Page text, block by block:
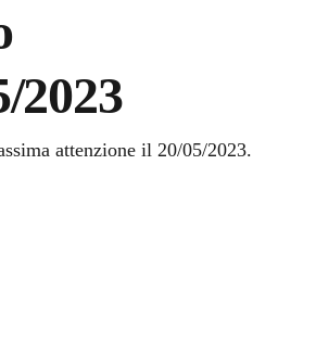
2023
attenzione il 20/05/2023.